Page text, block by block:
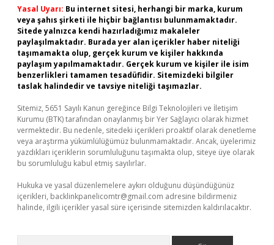
Yasal Uyarı: Bu internet sitesi, herhangi bir marka, kurum
veya şahıs şirketi ile hiçbir bağlantısı bulunmamaktadır.
Sitede yalnızca kendi hazırladığımız makaleler
paylaşılmaktadır. Burada yer alan içerikler haber niteliği
taşımamakta olup, gerçek kurum ve kişiler hakkında
paylaşım yapılmamaktadır. Gerçek kurum ve kişiler ile isim
benzerlikleri tamamen tesadüfidir. Sitemizdeki bilgiler
taslak halindedir ve tavsiye niteliği taşımazlar.
Sitemiz, 5651 Sayılı Kanun gereğince Bilgi Teknolojileri ve İletişim
Kurumu (BTK) tarafından onaylanmış bir Yer Sağlayıcı olarak hizmet
vermektedir. Bu nedenle, sitedeki içerikleri proaktif olarak denetleme
veya araştırma yükümlülüğümüz bulunmamaktadır. Ancak, üyelerimiz
yazdıkları içeriklerin sorumluluğunu taşımakta olup, siteye üye olarak
bu sorumluluğu kabul etmiş sayılırlar.
Hukuka ve yasal düzenlemelere aykırı olduğunu düşündüğünüz
içerikleri, backlinkpanelicomtr@gmail.com adresine bildirmeniz
halinde, ilgili içerikler yasal süre içerisinde sitemizden kaldırılacaktır.